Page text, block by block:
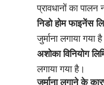
प्रावधानों का
निडो होम
जुर्माना लगाया गया
अशोका विनियोग
लगाया गया है।
जुर्माना लगाने के